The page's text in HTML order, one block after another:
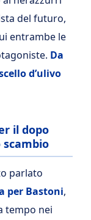
del futuro,
entrambe le
Da
d’ulivo
il dopo
parlato
per Bastoni,
tempo nei